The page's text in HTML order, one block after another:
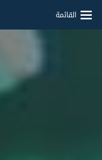
القائمة